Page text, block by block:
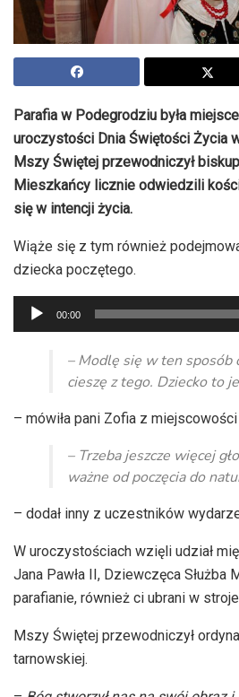
Parafia w Podegrodziu była
uroczystości Dnia Świętości Życia
Mszy Świętej przewodniczył
Mieszkańcy licznie odwiedzili
się w intencji życia.
Wiąże się z tym również
dziecka poczętego.
Odtwarzacz
plików
dźwiękowych
00:00
– Modlę się w ten sposób
cieszę z tego. Dziecko to
– mówiła pani Zofia z miejscowości
– Trzeba jeszcze więcej
ważne od poczęcia do
– dodał inny z uczestników
W uroczystościach wzięli udział
Jana Pawła II, Dziewczęca Służba
parafianie, również ci ubrani w
Mszy Świętej przewodniczył
tarnowskiej.